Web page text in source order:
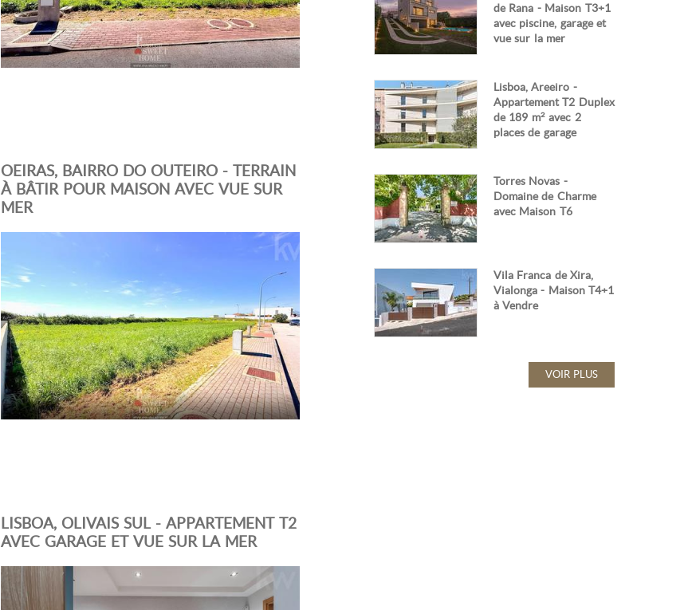
OEIRAS, BAIRRO DO OUTEIRO - TERRAIN
À BÂTIR POUR MAISON AVEC VUE SUR
MER
LISBOA, OLIVAIS SUL - APPARTEMENT T2
AVEC GARAGE ET VUE SUR LA MER
de Rana - Maison T3+1
avec piscine, garage et
vue sur la mer
Lisboa, Areeiro -
Appartement T2 Duplex
de 189 m² avec 2
places de garage
Torres Novas -
Domaine de Charme
avec Maison T6
Vila Franca de Xira,
Vialonga - Maison T4+1
à Vendre
VOIR PLUS